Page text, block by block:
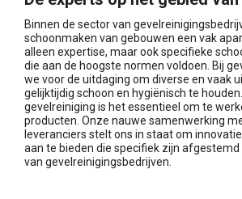
Binnen de sector van
schoonmaken van gebouwen een vak
alleen expertise, maar ook specifieke
die aan de hoogste normen voldoen. Bij
we voor de uitdaging om diverse en vaak
gelijktijdig schoon en hygiënisch te
gevelreiniging is het essentieel om te
producten. Onze nauwe samenwerking
leveranciers stelt ons in staat om
aan te bieden die specifiek zijn
van gevelreinigingsbedrijven.